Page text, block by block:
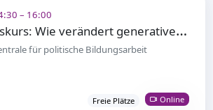
– 16:00
D
eepfakes & Diskurs: Wie verändert generative KI die politische Auseinandersetzung
für politische Bildungsarbeit
Freie Plätze Online